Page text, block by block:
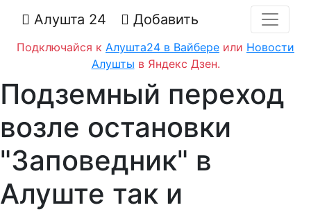
Алушта 24 Добавить
Подключайся к Алушта24 в Вайбере или Новости
Алушты в Яндекс Дзен.
Подземный переход
возле остановки
"Заповедник" в
Алуште так и